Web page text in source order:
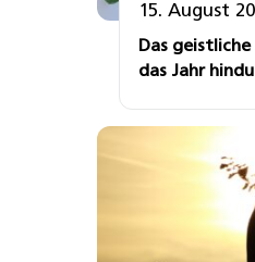
15. August
Das
das Jahr